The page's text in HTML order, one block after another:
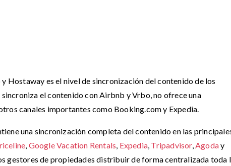
Hostaway es el nivel de sincronización del contenido de los
el contenido con Airbnb y Vrbo, no ofrece una
canales importantes como Booking.com y Expedia.
una sincronización completa del contenido en las
, Google Vacation Rentals, Expedia, Tripadvisor,Agoday
gestores de propiedades distribuir de forma centralizada toda